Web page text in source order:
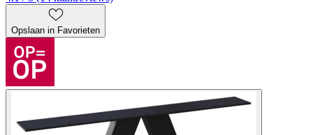
Opslaan in Favorieten